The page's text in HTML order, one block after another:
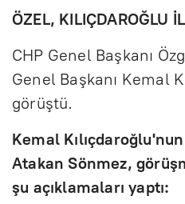
ÖZEL, KILIÇDAROĞLU
CHP Genel Başkanı
Genel Başkanı Kemal
görüştü.
Kemal Kılıçdaroğlu'nun
Atakan Sönmez,
şu açıklamaları yaptı: